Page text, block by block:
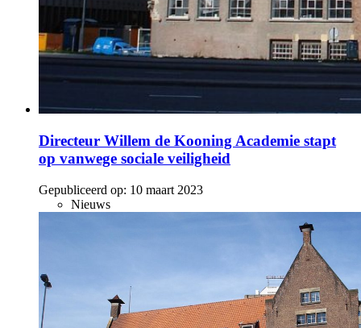
Directeur Willem de Kooning Academie stapt
op vanwege sociale veiligheid
Gepubliceerd op: 10 maart 2023
Nieuws